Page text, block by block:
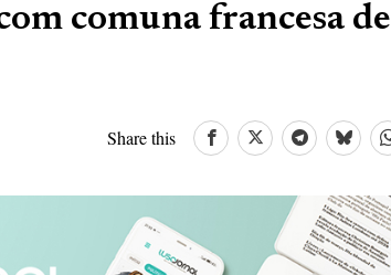
comuna francesa de
Share this